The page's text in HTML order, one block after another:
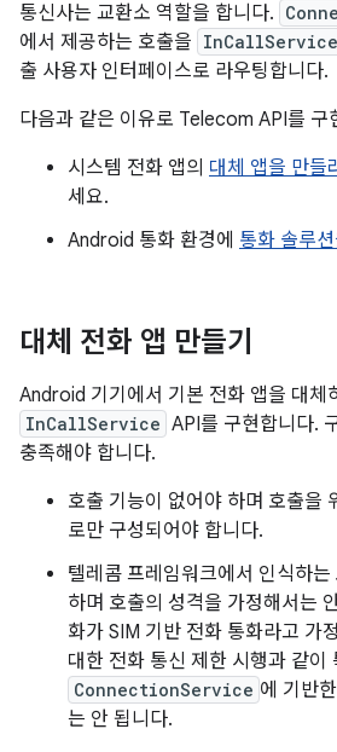
통신사는 교환소 역할을 합니다.
에서 제공하는 호출을 InCallService
출 사용자 인터페이스로 라우팅합니다.
다음과 같은 이유로 Telecom API를 구
시스템 전화 앱의 대체 앱을 만들
세요.
Android 통화 환경에 통화 솔루
대체 전화 앱 만들기
Android 기기에서 기본 전화 앱을 대체
InCallService API를 구현합니다.
충족해야 합니다.
호출 기능이 없어야 하며 호출을
로만 구성되어야 합니다.
텔레콤 프레임워크에서 인식하
하며 호출의 성격을 가정해서는
화가 SIM 기반 전화 통화라고 가
대한 전화 통신 제한 시행과 같이
ConnectionService 에 기반
는 안 됩니다.